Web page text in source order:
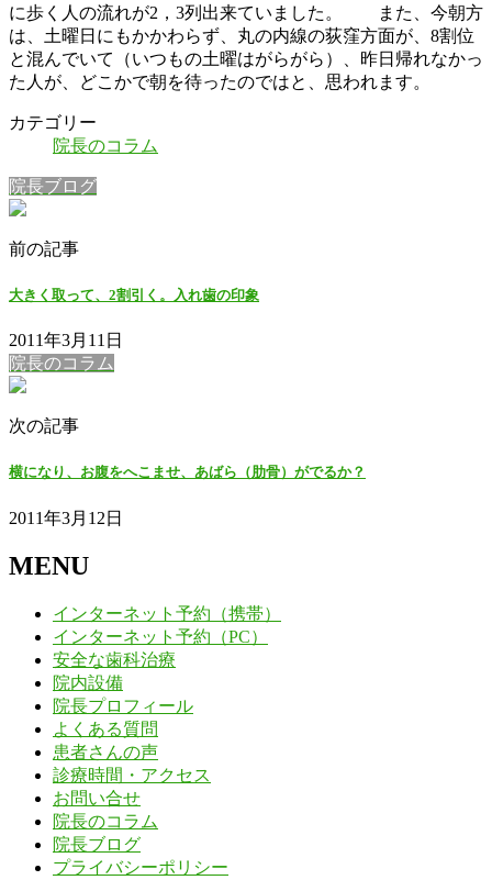
に歩く人の流れが2，3列出来ていました。 また、今朝方
は、土曜日にもかかわらず、丸の内線の荻窪方面が、8割位
と混んでいて（いつもの土曜はがらがら）、昨日帰れなかっ
た人が、どこかで朝を待ったのではと、思われます。
カテゴリー
院長のコラム
院長ブログ
前の記事
大きく取って、2割引く。入れ歯の印象
2011年3月11日
院長のコラム
次の記事
横になり、お腹をへこませ、あばら（肋骨）がでるか？
2011年3月12日
MENU
インターネット予約（携帯）
インターネット予約（PC）
安全な歯科治療
院内設備
院長プロフィール
よくある質問
患者さんの声
診療時間・アクセス
お問い合せ
院長のコラム
院長ブログ
プライバシーポリシー